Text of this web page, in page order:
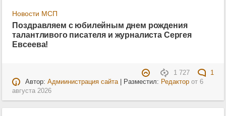
Новости МСП
Поздравляем с юбилейным днем рождения
талантливого писателя и журналиста Сергея
Евсеева!
1 727
1
Автор: Адмиинистрация сайта| Разместил: Редакторот 6
августа 2026